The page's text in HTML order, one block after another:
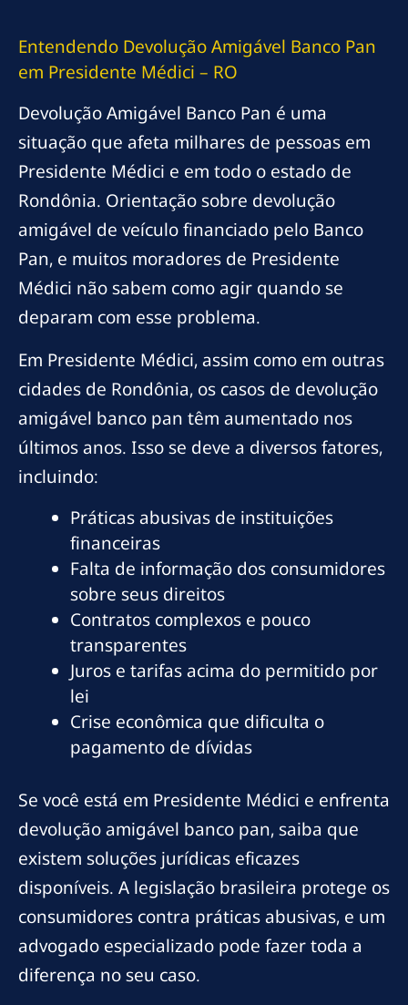
Entendendo Devolução Amigável Banco Pan
em Presidente Médici – RO
Devolução Amigável Banco Pan é uma
situação que afeta milhares de pessoas em
Presidente Médici e em todo o estado de
Rondônia. Orientação sobre devolução
amigável de veículo financiado pelo Banco
Pan, e muitos moradores de Presidente
Médici não sabem como agir quando se
deparam com esse problema.
Em Presidente Médici, assim como em outras
cidades de Rondônia, os casos de devolução
amigável banco pan têm aumentado nos
últimos anos. Isso se deve a diversos fatores,
incluindo:
Práticas abusivas de instituições
financeiras
Falta de informação dos consumidores
sobre seus direitos
Contratos complexos e pouco
transparentes
Juros e tarifas acima do permitido por
lei
Crise econômica que dificulta o
pagamento de dívidas
Se você está em Presidente Médici e enfrenta
devolução amigável banco pan, saiba que
existem soluções jurídicas eficazes
disponíveis. A legislação brasileira protege os
consumidores contra práticas abusivas, e um
advogado especializado pode fazer toda a
diferença no seu caso.